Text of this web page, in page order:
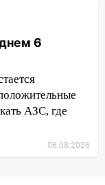
7
и
дом и
6
АЗС, где
06.08.2026